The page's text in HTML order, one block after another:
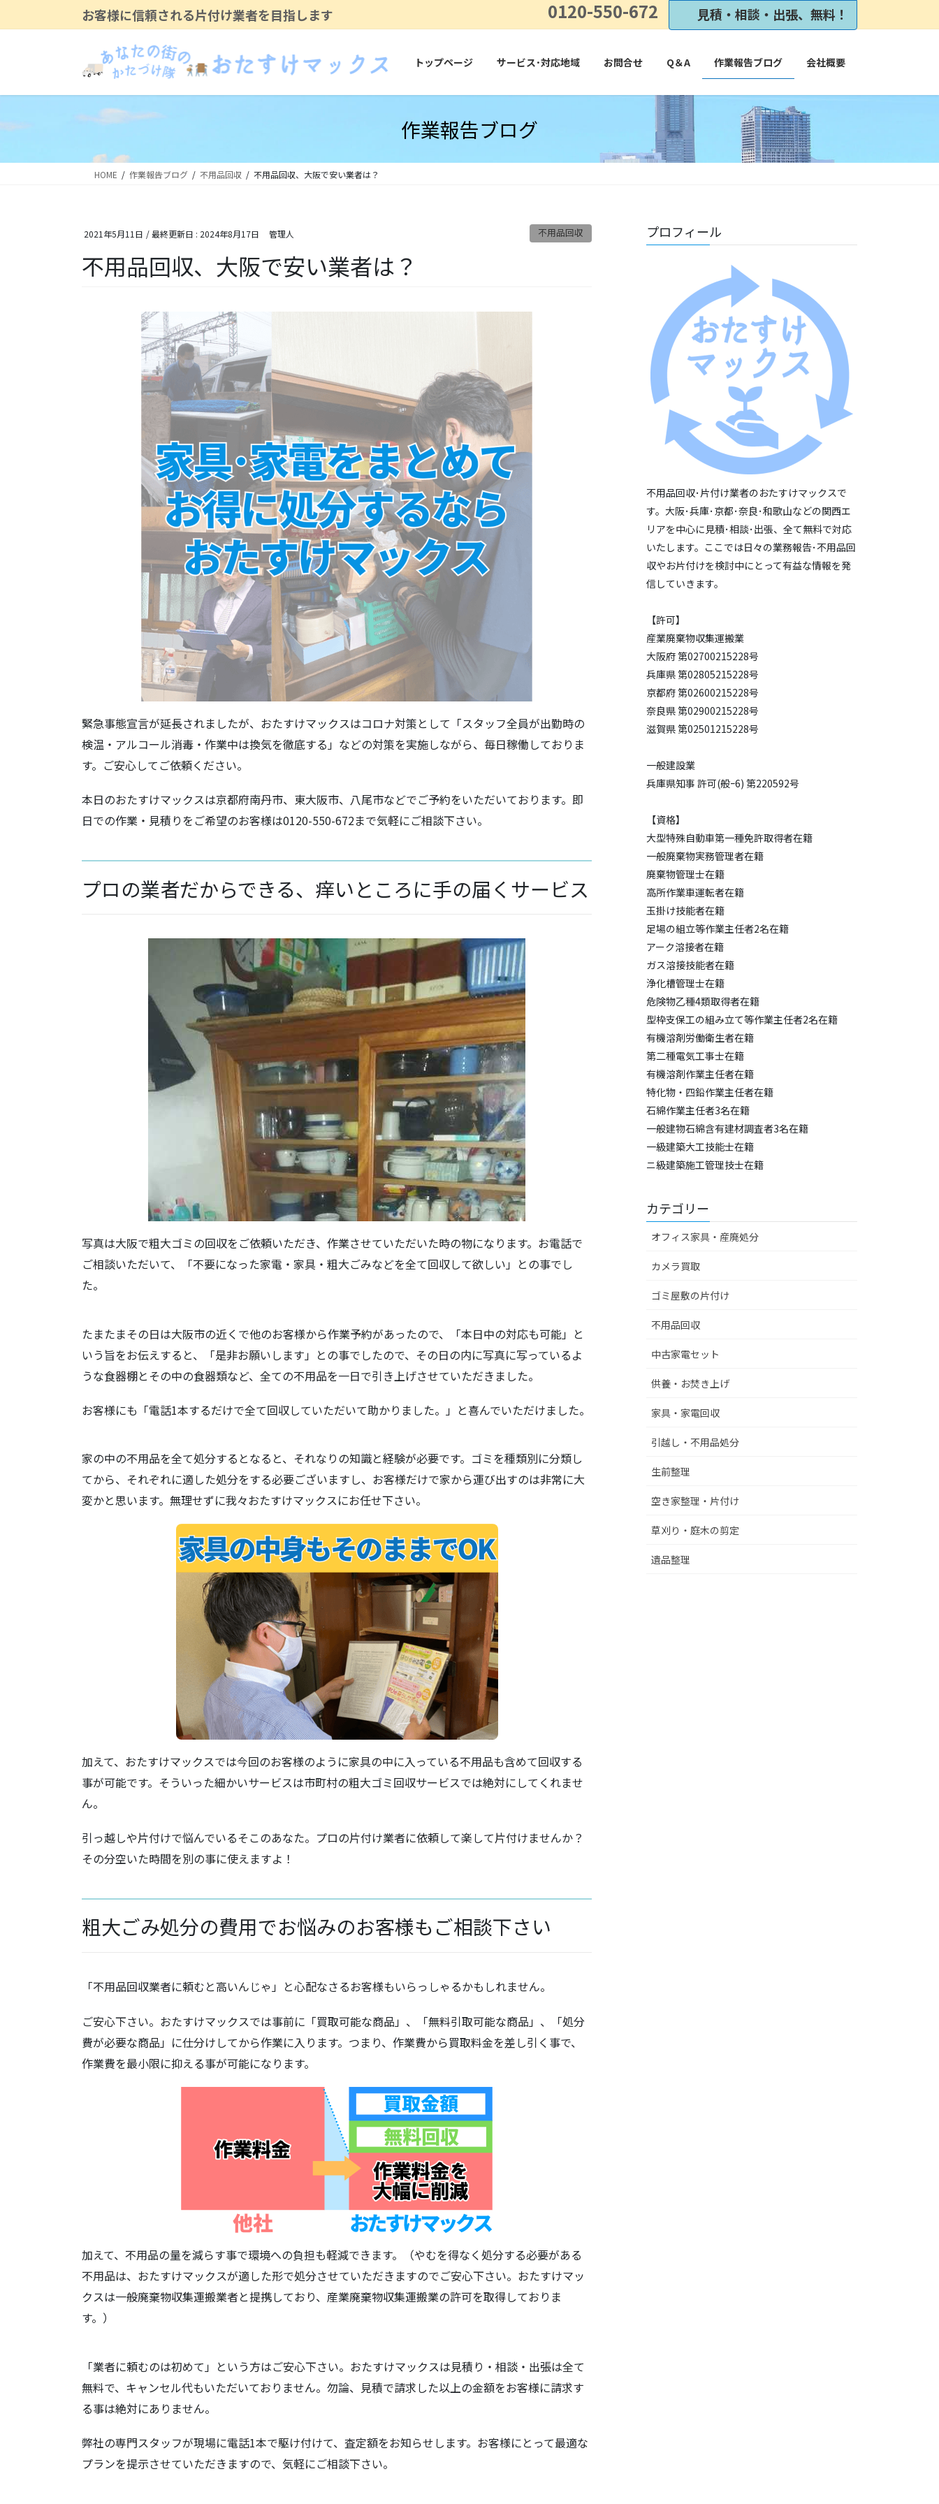
に
動
ョ
に
動
お客様に信頼される片付け業者を目指します 0120-550-672 見積・相談・出張、無料！
トップページ サービス･対応地域 お問合せ Q＆A 作業報告ブログ 会社概要
作業報告ブログ
HOME 作業報告ブログ 不用品回収 不用品回収、大阪で安い業者は？
2021年5月11日 / 最終更新日 : 2024年8月17日 管理人 不用品回収
不用品回収、大阪で安い業者は？
緊急事態宣言が延長されましたが、おたすけマックスはコロナ対策として「スタッフ全員が出勤時の
検温・アルコール消毒・作業中は換気を徹底する」などの対策を実施しながら、毎日稼働しておりま
す。ご安心してご依頼ください。
本日のおたすけマックスは京都府南丹市、東大阪市、八尾市などでご予約をいただいております。即
日での作業・見積りをご希望のお客様は0120-550-672まで気軽にご相談下さい。
プロの業者だからできる、痒いところに手の届くサービス
写真は大阪で粗大ゴミの回収をご依頼いただき、作業させていただいた時の物になります。お電話で
ご相談いただいて、「不要になった家電・家具・粗大ごみなどを全て回収して欲しい」との事でし
た。
たまたまその日は大阪市の近くで他のお客様から作業予約があったので、「本日中の対応も可能」と
いう旨をお伝えすると、「是非お願いします」との事でしたので、その日の内に写真に写っているよ
うな食器棚とその中の食器類など、全ての不用品を一日で引き上げさせていただきました。
お客様にも「電話1本するだけで全て回収していただいて助かりました。」と喜んでいただけました。
家の中の不用品を全て処分するとなると、それなりの知識と経験が必要です。ゴミを種類別に分類し
てから、それぞれに適した処分をする必要ございますし、お客様だけで家から運び出すのは非常に大
変かと思います。無理せずに我々おたすけマックスにお任せ下さい。
加えて、おたすけマックスでは今回のお客様のように家具の中に入っている不用品も含めて回収する
事が可能です。そういった細かいサービスは市町村の粗大ゴミ回収サービスでは絶対にしてくれませ
ん。
引っ越しや片付けで悩んでいるそこのあなた。プロの片付け業者に依頼して楽して片付けませんか？
その分空いた時間を別の事に使えますよ！
粗大ごみ処分の費用でお悩みのお客様もご相談下さい
「不用品回収業者に頼むと高いんじゃ」と心配なさるお客様もいらっしゃるかもしれません。
ご安心下さい。おたすけマックスでは事前に「買取可能な商品」、「無料引取可能な商品」、「処分
費が必要な商品」に仕分けしてから作業に入ります。つまり、作業費から買取料金を差し引く事で、
作業費を最小限に抑える事が可能になります。
加えて、不用品の量を減らす事で環境への負担も軽減できます。（やむを得なく処分する必要がある
不用品は、おたすけマックスが適した形で処分させていただきますのでご安心下さい。おたすけマッ
クスは一般廃棄物収集運搬業者と提携しており、産業廃棄物収集運搬業の許可を取得しておりま
す。）
「業者に頼むのは初めて」という方はご安心下さい。おたすけマックスは見積り・相談・出張は全て
無料で、キャンセル代もいただいておりません。勿論、見積で請求した以上の金額をお客様に請求す
る事は絶対にありません。
弊社の専門スタッフが現場に電話1本で駆け付けて、査定額をお知らせします。お客様にとって最適な
プランを提示させていただきますので、気軽にご相談下さい。
プロフィール
不用品回収･片付け業者のおたすけマックスで
す。大阪･兵庫･京都･奈良･和歌山などの関西エ
リアを中心に見積･相談･出張、全て無料で対応
いたします。ここでは日々の業務報告･不用品回
収やお片付けを検討中にとって有益な情報を発
信していきます。
【許可】
産業廃棄物収集運搬業
大阪府 第02700215228号
兵庫県 第02805215228号
京都府 第02600215228号
奈良県 第02900215228号
​滋賀県 第02501215228号
一般建設業
兵庫県知事 許可(般ｰ6) 第220592号
【資格】
大型特殊自動車第一種免許取得者在籍
一般廃棄物実務管理者在籍
廃棄物管理士在籍
高所作業車運転者在籍
玉掛け技能者在籍
足場の組立等作業主任者2名在籍
アーク溶接者在籍
ガス溶接技能者在籍
浄化槽管理士在籍
危険物乙種4類取得者在籍
型枠支保工の組み立て等作業主任者2名在籍
有機溶剤労働衛生者在籍
第二種電気工事士在籍
有機溶剤作業主任者在籍
特化物・四鉛作業主任者在籍
​石綿作業主任者3名在籍
​一般建物石綿含有建材調査者3名在籍
一級建築大工技能士在籍
​ニ級建築施工管理技士在籍
カテゴリー
オフィス家具・産廃処分
カメラ買取
ゴミ屋敷の片付け
不用品回収
中古家電セット
供養・お焚き上げ
家具・家電回収
引越し・不用品処分
生前整理
空き家整理・片付け
草刈り・庭木の剪定
遺品整理